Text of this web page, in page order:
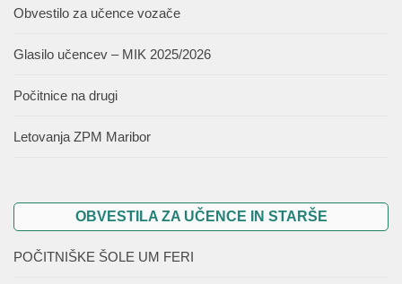
Obvestilo za učence vozače
Glasilo učencev – MIK 2025/2026
Počitnice na drugi
Letovanja ZPM Maribor
OBVESTILA ZA UČENCE IN STARŠE
POČITNIŠKE ŠOLE UM FERI